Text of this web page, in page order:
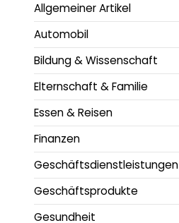
Allgemeiner Artikel
Automobil
Bildung & Wissenschaft
Elternschaft & Familie
Essen & Reisen
Finanzen
Geschäftsdienstleistungen
Geschäftsprodukte
Gesundheit